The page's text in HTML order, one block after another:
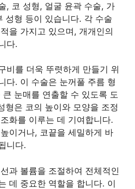
, 코 성형, 얼굴 윤곽 수술, 가
성형 등이 있습니다. 각 수술
을 가지고 있으며, 개개인의
다.
비를 더욱 뚜렷하게 만들기 위
다. 이 수술은 눈꺼풀 주름 형
눈매를 연출할 수 있도록 도
형은 코의 높이와 모양을 조정
화를 이루는 데 기여합니다.
이거나, 코끝을 세밀하게 바
니다.
과 볼륨을 조절하여 전체적인
데 중요한 역할을 합니다. 이